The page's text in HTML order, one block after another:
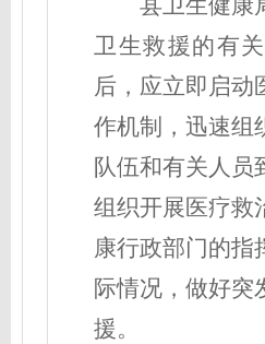
卫生救援的有
后，应立即启动
作机制，迅速组
队伍和有关人员
组织开展医疗救
康行政部门的指
际情况，做好突
援。